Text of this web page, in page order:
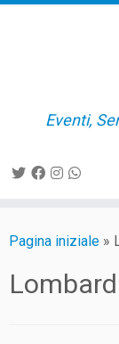
Eventi,
Pagina iniziale »